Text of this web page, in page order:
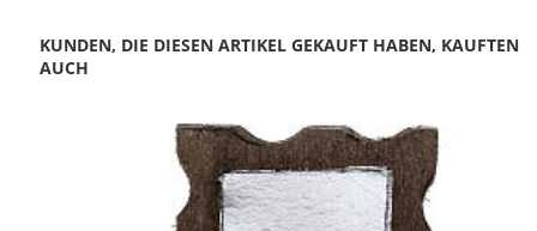
KUNDEN, DIE DIESEN ARTIKEL GEKAUFT HABEN, KAUFTEN
AUCH